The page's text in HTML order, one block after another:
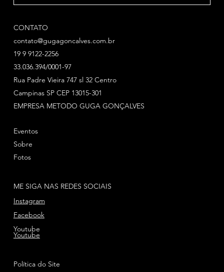
CONTATO
contato@gugagoncalves.com.br
19 9 9122-2256
EMPRESA METODO GUGA GONÇALVES
33.036.394/0001-97
Rua Padre Vieira 747 sl 32 Centro
Campinas SP CEP 13015-301
ME SIGA NAS REDES SOCIAIS
Instagram
Facebook
Youtube
Youtube
Eventos
Sobre
Fotos
Política do Site